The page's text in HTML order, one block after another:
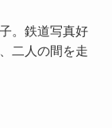
。鉄道写真好
二人の間を走